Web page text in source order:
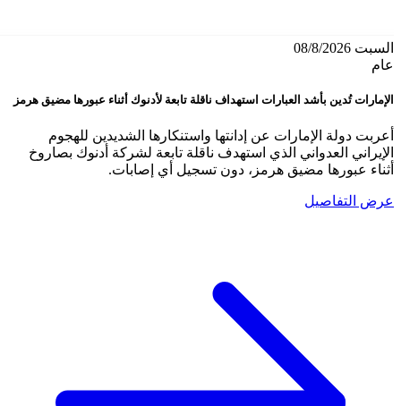
السبت 08/8/2026
عام
الإمارات تُدين بأشد العبارات استهداف ناقلة تابعة لأدنوك أثناء عبورها مضيق هرمز
أعربت دولة الإمارات عن إدانتها واستنكارها الشديدين للهجوم
الإيراني العدواني الذي استهدف ناقلة تابعة لشركة أدنوك بصاروخ
أثناء عبورها مضيق هرمز، دون تسجيل أي إصابات.
عرض التفاصيل